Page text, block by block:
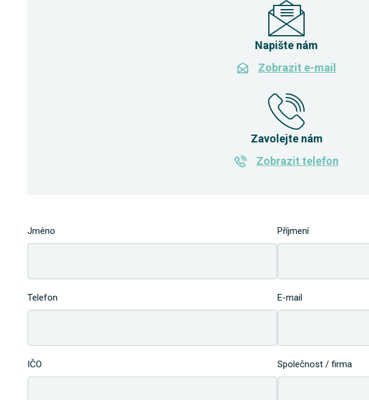
Napište nám
Zobrazit e-mail
Zavolejte nám
Zobrazit telefon
Jméno Příjmení
Telefon E-mail
IČO Společnost / firma